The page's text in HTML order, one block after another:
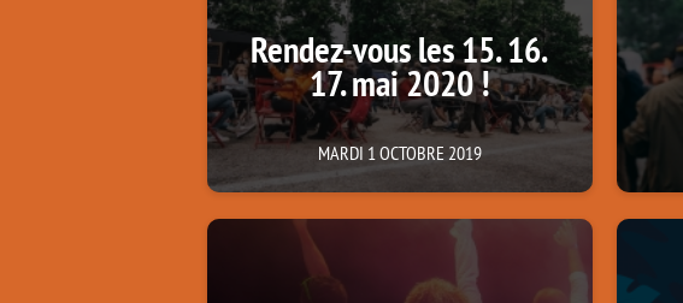
Rendez-vous les 15. 16.
17. mai 2020 !
MARDI 1 OCTOBRE 2019